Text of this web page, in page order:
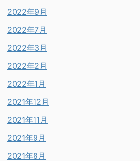
2022年9月
2022年7月
2022年3月
2022年2月
2022年1月
2021年12月
2021年11月
2021年9月
2021年8月